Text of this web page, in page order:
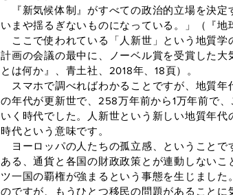
『新気候体制』がすべての政治的立場を決定
いまや揺るぎないものになっている。」（『地
ここで使われている「人新世」という地質学
計画の会議の最中に、ノーベル賞を受賞した
とは何か』、青土社、2018年、18頁）。
スマホで調べればわかることですが、地質年
の年代が更新世で、258万年前から1万年前で
いく時代でした。人新世という新しい地質年
時代という意味です。
ヨーロッパの人たちの孤立感、ということで
ある、通貨と各国の財政政策とが連動しない
ツ一国の覇権が強まるという事態を生じまし
のですが、もうひとつ移民の問題があること